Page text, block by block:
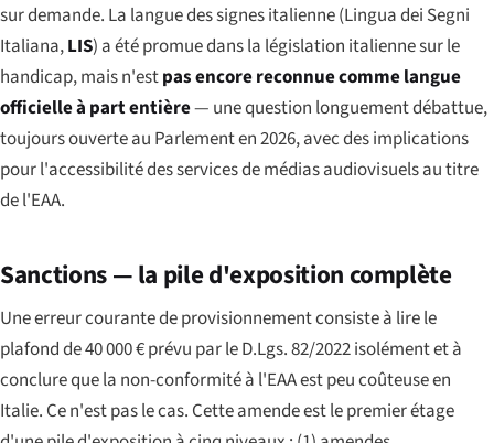
sur demande. La langue des signes italienne (Lingua dei Segni
Italiana,LIS) a été promue dans la législation italienne sur le
handicap, mais n'estpas encore reconnue comme langue
officielle à part entière— une question longuement débattue,
toujours ouverte au Parlement en 2026, avec des implications
pour l'accessibilité des services de médias audiovisuels au titre
de l'EAA.
Sanctions — la pile d'exposition complète
Une erreur courante de provisionnement consiste à lire le
plafond de 40 000 € prévu par le D.Lgs. 82/2022 isolément et à
conclure que la non-conformité à l'EAA est peu coûteuse en
Italie. Ce n'est pas le cas. Cette amende est le premier étage